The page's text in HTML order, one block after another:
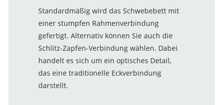
Standardmäßig wird das Schwebebett mit
einer stumpfen Rahmenverbindung
gefertigt. Alternativ können Sie auch die
Schlitz-Zapfen-Verbindung wählen. Dabei
handelt es sich um ein optisches Detail,
das eine traditionelle Eckverbindung
darstellt.